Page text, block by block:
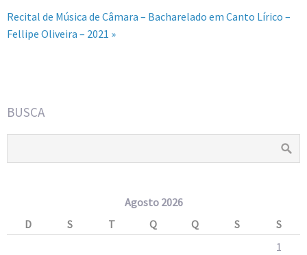
Recital de Música de Câmara – Bacharelado em Canto Lírico –
Fellipe Oliveira – 2021 »
BUSCA
Agosto 2026
D
S T Q Q S
S
1